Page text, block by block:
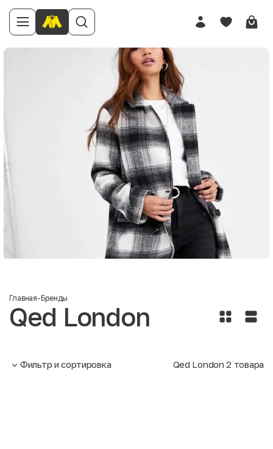
Главная-Бренды
Qed London
Фильтр и сортировка Qed London2 товара